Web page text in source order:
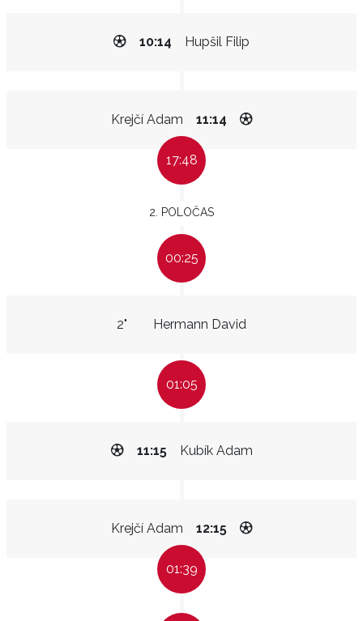
Hupšil Filip
10:14
Krejčí Adam 11:14
17:48
2. POLOČAS
00:25
Hermann David
2"
01:05
Kubík Adam
11:15
Krejčí Adam 12:15
01:39